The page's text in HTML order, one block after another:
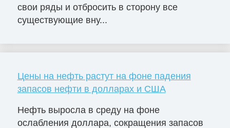
свои ряды и отбросить в сторону все
существующие вну...
Цены на нефть растут на фоне падения
запасов нефти в долларах и США
Нефть выросла в среду на фоне
ослабления доллара, сокращения запасов